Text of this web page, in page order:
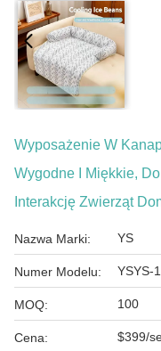
Wyposażenie W
Wygodne I Miękkie,
Interakcję Zwierząt
Nazwa Marki: YS
Numer Modelu: YSYS-
MOQ: 100
Cena: $399/